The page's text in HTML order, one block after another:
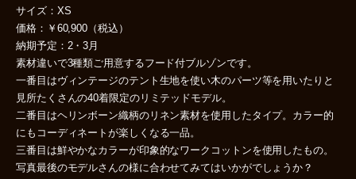
サイズ：XS
価格：￥60,900（税込）
納期予定：2・3月
素材違いで3種類ご用意するフード付ブルゾンです。
一番目はヴィンテージのテント生地を使い木のパーツ等を用いたりと
見所たくさんの40着限定のリミテッドモデル。
二番目はヘリンボーン織柄のリネン素材を使用したタイプ。カラー的
にもコーディネートが楽しくなる一品。
三番目は鮮やかなカラーが印象的なワークコットンを使用したもの。
写真最後のモデルさんの様に合わせてみてはいかがでしょうか？